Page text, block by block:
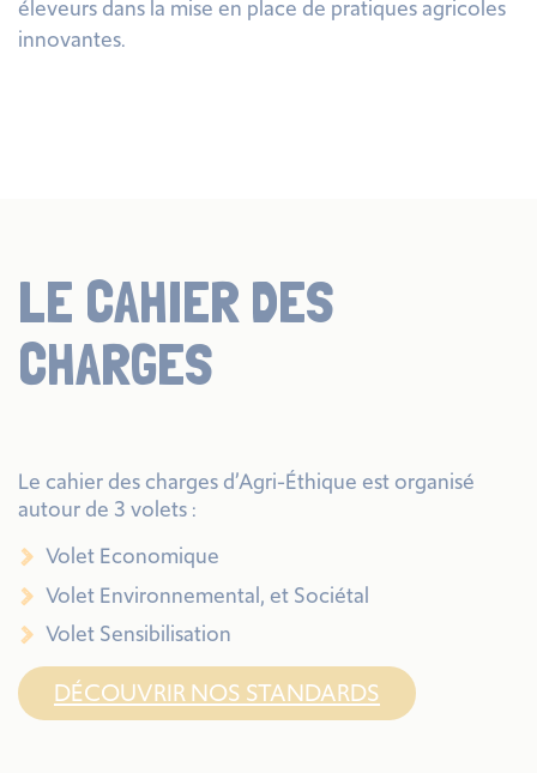
éleveurs dans la mise en place de pratiques agricoles
innovantes.
LE CAHIER DES
CHARGES
Le cahier des charges d’Agri-Éthique est organisé
autour de 3 volets :
Volet Economique
Volet Environnemental, et Sociétal
Volet Sensibilisation
DÉCOUVRIR NOS STANDARDS